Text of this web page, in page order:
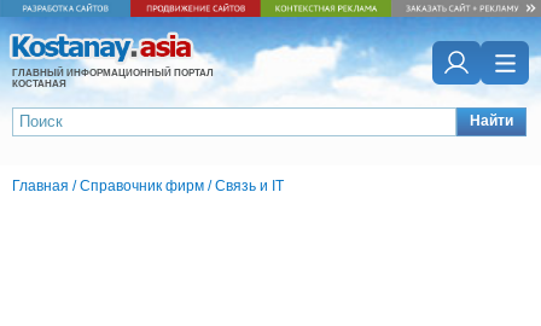
ГЛАВНЫЙ ИНФОРМАЦИОННЫЙ ПОРТАЛ
КОСТАНАЯ
Найти
Главная /Справочник фирм /Связь и IT